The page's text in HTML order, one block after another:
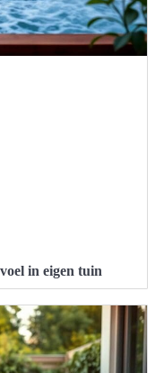
in eigen tuin